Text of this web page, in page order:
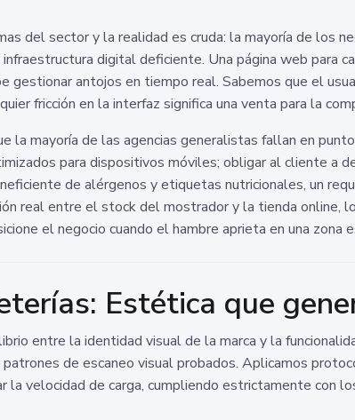
del sector y la realidad es cruda: la mayoría de los
digital deficiente. Una página web
gestionar antojos en tiempo real. Sabemos que el
fricción en la interfaz significa una venta para la
la mayoría de las agencias generalistas fallan en
para dispositivos móviles; obligar al cliente a
de alérgenos y etiquetas nutricionales, un
real entre el stock del mostrador y la tienda online,
el negocio cuando el hambre aprieta en una zona
Estética que
entre la identidad visual de la marca y la
de escaneo visual probados. Aplicamos
la velocidad de carga, cumpliendo estrictamente con